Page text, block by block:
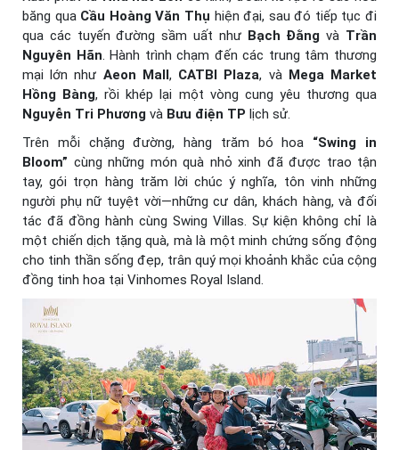
băng qua Cầu Hoàng Văn Thụ hiện đại, sau đó tiếp tục đi
qua các tuyến đường sầm uất như Bạch Đằng và Trần
Nguyên Hãn. Hành trình chạm đến các trung tâm thương
mại lớn như Aeon Mall , CATBI Plaza, và Mega Market
Hồng Bàng, rồi khép lại một vòng cung yêu thương qua
Nguyễn Tri Phương và Bưu điện TP lịch sử.
Trên mỗi chặng đường, hàng trăm bó hoa “Swing in
Bloom” cùng những món quà nhỏ xinh đã được trao tận
tay, gói trọn hàng trăm lời chúc ý nghĩa, tôn vinh những
người phụ nữ tuyệt vời—những cư dân, khách hàng, và đối
tác đã đồng hành cùng Swing Villas. Sự kiện không chỉ là
một chiến dịch tặng quà, mà là một minh chứng sống động
cho tinh thần sống đẹp, trân quý mọi khoảnh khắc của cộng
đồng tinh hoa tại Vinhomes Royal Island.